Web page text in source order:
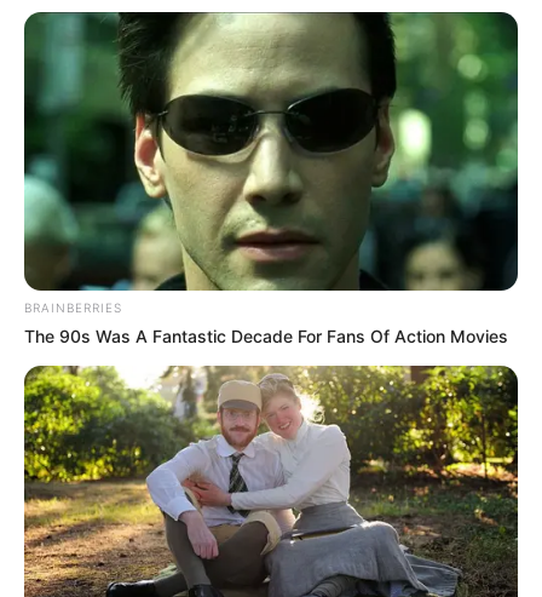
BRAINBERRIES
The 90s Was A Fantastic Decade For Fans Of Action Movies